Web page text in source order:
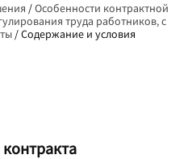
/Особенности контрактной
труда работников, с
/Содержание и условия